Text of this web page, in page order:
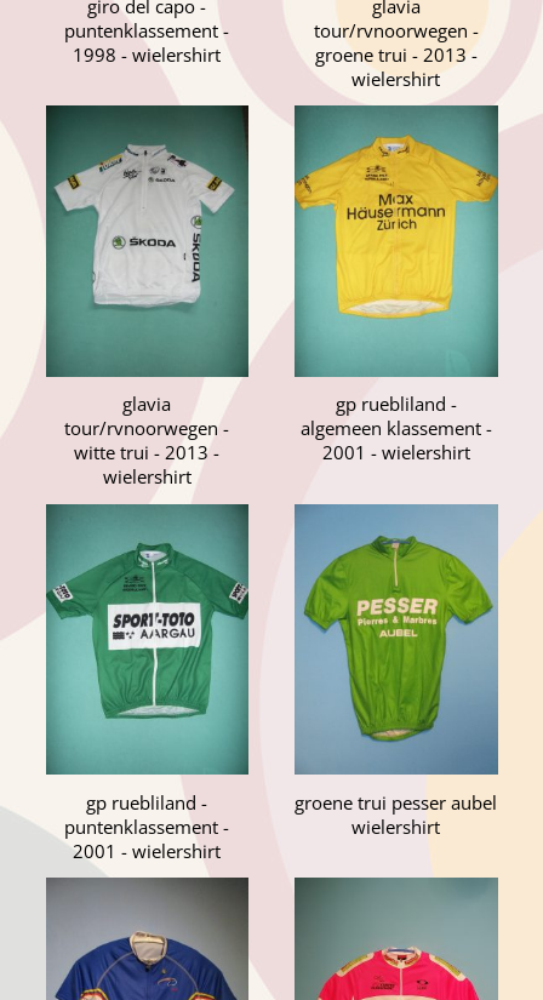
giro del capo -
puntenklassement -
1998 - wielershirt
glavia
tour/rvnoorwegen -
groene trui - 2013 -
wielershirt
glavia
tour/rvnoorwegen -
witte trui - 2013 -
wielershirt
gp ruebliland -
algemeen klassement -
2001 - wielershirt
gp ruebliland -
puntenklassement -
2001 - wielershirt
groene trui pesser aubel
wielershirt